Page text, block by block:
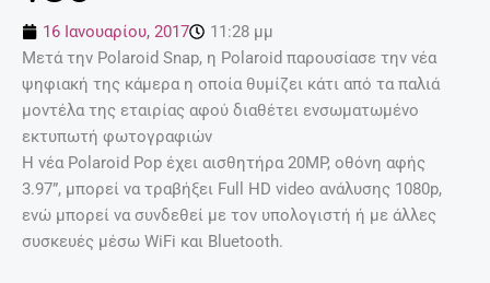
16 Ιανουαρίου, 2017
11:28 μμ
Μετά την Polaroid Snap, η Polaroid παρουσίασε την νέα
ψηφιακή της κάμερα η οποία θυμίζει κάτι από τα παλιά
μοντέλα της εταιρίας αφού διαθέτει ενσωματωμένο
εκτυπωτή φωτογραφιών
Η νέα Polaroid Pop έχει αισθητήρα 20MP, οθόνη αφής
3.97”, μπορεί να τραβήξει Full HD video ανάλυσης 1080p,
ενώ μπορεί να συνδεθεί με τον υπολογιστή ή με άλλες
συσκευές μέσω WiFi και Bluetooth.